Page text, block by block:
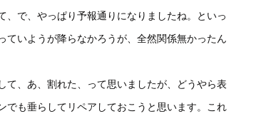
で、やっぱり予報通りになりましたね。といっ
ていようが降らなかろうが、全然関係無かったん
、あ、割れた、って思いましたが、どうやら表
も垂らしてリペアしておこうと思います。これ